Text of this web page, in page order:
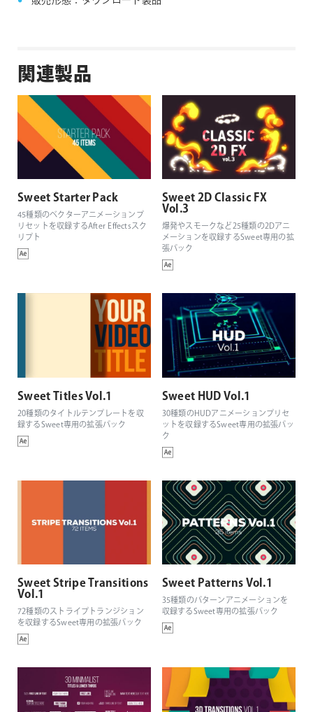
関連製品
Sweet Starter Pack
45種類のベクターアニメーションプ
リセットを収録するAfter Effectsスク
リプト
Sweet 2D Classic FX
Vol.3
爆発やスモークなど25種類の2Dアニ
メーションを収録するSweet専用の拡
張パック
Sweet Titles Vol.1
20種類のタイトルテンプレートを収
録するSweet専用の拡張パック
Sweet HUD Vol.1
30種類のHUDアニメーションプリセ
ットを収録するSweet専用の拡張パッ
ク
Sweet Stripe Transitions
Vol.1
72種類のストライプトランジション
を収録するSweet専用の拡張パック
Sweet Patterns Vol.1
35種類のパターンアニメーションを
収録するSweet専用の拡張パック